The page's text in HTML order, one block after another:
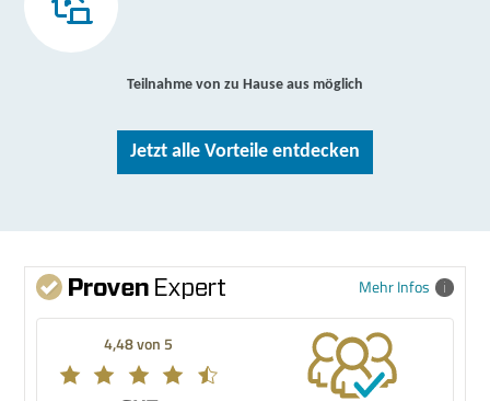
Teilnahme von zu Hause aus möglich
Jetzt alle Vorteile entdecken
Mehr Infos
4,48 von 5